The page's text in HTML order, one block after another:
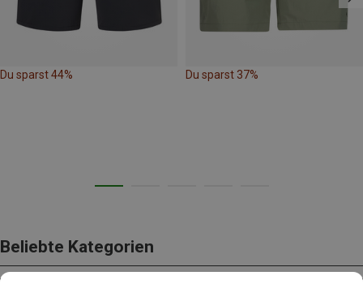
Du sparst 44% Du sparst 37%
Beliebte Kategorien